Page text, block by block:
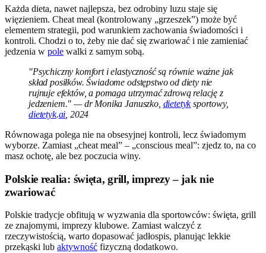
Każda dieta, nawet najlepsza, bez odrobiny luzu staje się
więzieniem. Cheat meal (kontrolowany „grzeszek”) może być
elementem strategii, pod warunkiem zachowania świadomości i
kontroli. Chodzi o to, żeby nie dać się zwariować i nie zamieniać
jedzenia w pole walki z samym sobą.
"Psychiczny komfort i elastyczność są równie ważne jak
skład posiłków. Świadome odstępstwo od diety nie
rujnuje efektów, a pomaga utrzymać zdrową relację z
jedzeniem." — dr Monika Januszko, dietetyksportowy,
dietetyk.ai , 2024
Równowaga polega nie na obsesyjnej kontroli, lecz świadomym
wyborze. Zamiast „cheat meal” – „conscious meal”: zjedz to, na co
masz ochotę, ale bez poczucia winy.
Polskie realia: święta, grill, imprezy – jak nie
zwariować
Polskie tradycje obfitują w wyzwania dla sportowców: święta, grill
ze znajomymi, imprezy klubowe. Zamiast walczyć z
rzeczywistością, warto dopasować jadłospis, planując lekkie
przekąski lub aktywność fizyczną dodatkowo.